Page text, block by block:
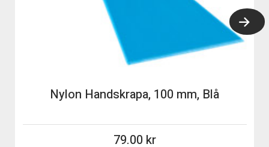
Nylon Handskrapa, 100 mm, Blå
79.00